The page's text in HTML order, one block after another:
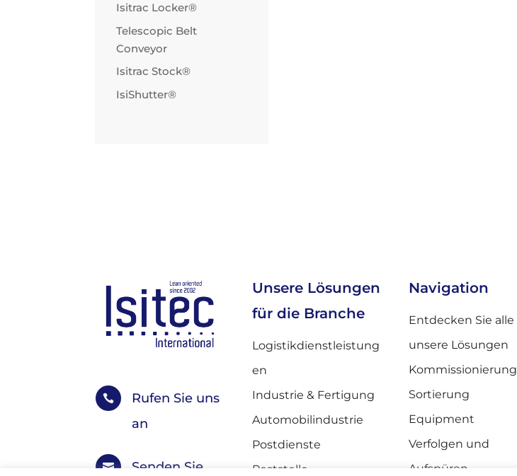
Isitrac Locker®
Telescopic Belt
Conveyor
Isitrac Stock®
IsiShutter®

Rufen Sie uns
an
 Senden Sie
Unsere Lösungen
für die Branche
Logistikdienstleistung
en
Industrie & Fertigung
Automobilindustrie
Postdienste
Poststelle
Navigation
Entdecken Sie alle
unsere Lösungen
Kommissionierung
Sortierung
Equipment
Verfolgen und
Aufspüren